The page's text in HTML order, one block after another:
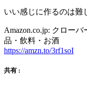
いい感じに作るのは難
Amazon.co.jp: クロー
品・飲料・お酒
https://amzn.to/3rf1soI
共有 :